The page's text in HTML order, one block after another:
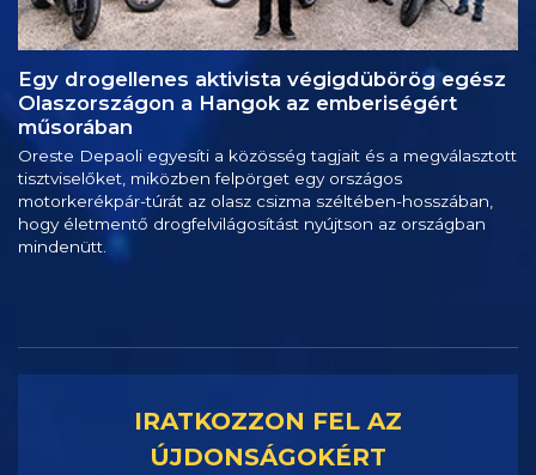
Egy drogellenes aktivista végigdübörög egész
Olaszországon a Hangok az emberiségért
műsorában
Oreste Depaoli egyesíti a közösség tagjait és a megválasztott
tisztviselőket, miközben felpörget egy országos
motorkerékpár-túrát az olasz csizma széltében-hosszában,
hogy életmentő drogfelvilágosítást nyújtson az országban
mindenütt.
IRATKOZZON FEL AZ
ÚJDONSÁGOKÉRT